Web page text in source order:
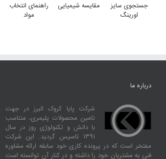
جستجوی سایز
اورینگ
مقایسه شیمیایی
راهنمای انتخاب
مواد
درباره ما
شرکت پایا کروک البرز در جهت
تامین محصولات پلیمری، متناسب
با دانش و تکنولوژی روز در سال
۱۳۹۱ تاسیس گردید. این شرکت
مفتخر است که در پرونده کاری خود سابقه ارائه مشاوره
فنی به مشتریان خود را داشته و در کنار آن توانسته‌ است